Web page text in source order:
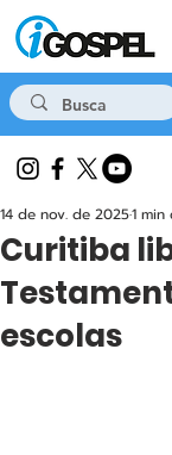
Curitiba
escolas
14 de nov. de 20251 min